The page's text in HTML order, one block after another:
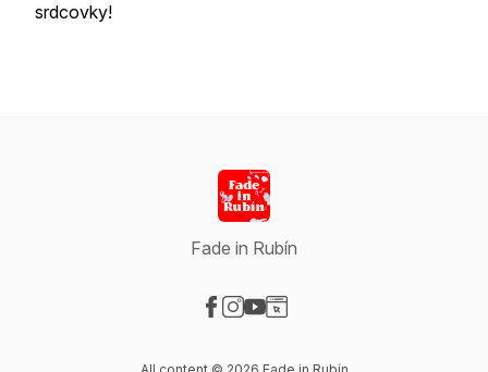
srdcovky!
Fade in Rubín